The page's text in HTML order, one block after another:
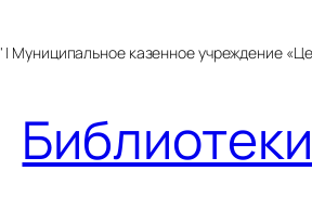
Муниципальное казенное учреждение